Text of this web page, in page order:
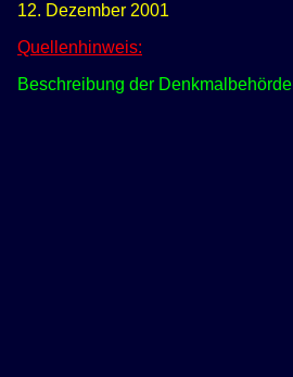
12. Dezember 2001
Quellenhinweis:
Beschreibung der Denkmalbehörde